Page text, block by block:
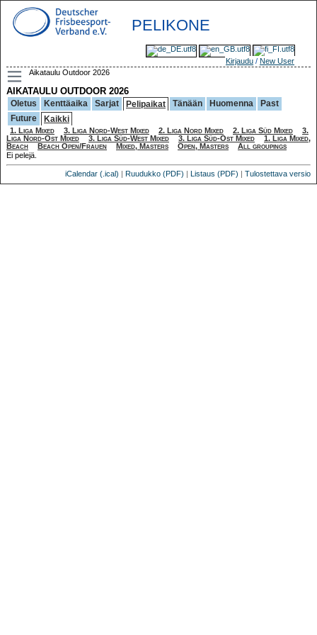
PELIKONE
Kirjaudu / New User
Aikataulu Outdoor 2026
AIKATAULU OUTDOOR 2026
Oletus Kenttäaika Sarjat Pelipaikat Tänään Huomenna
Past
Future
Kaikki
1. Liga Mixed 3. Liga Nord-West Mixed 2. Liga Nord Mixed 2. Liga Süd Mixed
3.
Liga Nord-Ost Mixed
3. Liga Süd-West Mixed 3. Liga Süd-Ost Mixed
1. Liga Mixed,
Beach
Beach Open/Frauen Mixed, Masters Open, Masters
All groupings
Ei pelejä.
iCalendar (.ical) | Ruudukko (PDF) | Listaus (PDF) | Tulostettava versio